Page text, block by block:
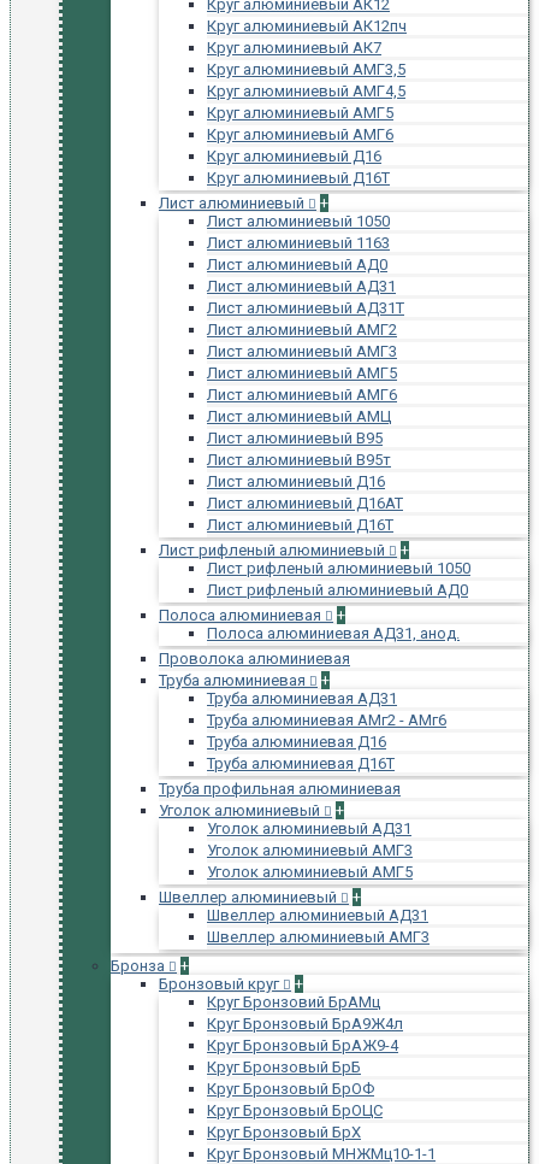
Круг алюминиевый АК12
Круг алюминиевый АК12пч
Круг алюминиевый АК7
Круг алюминиевый АМГ3,5
Круг алюминиевый АМГ4,5
Круг алюминиевый АМГ5
Круг алюминиевый АМГ6
Круг алюминиевый Д16
Круг алюминиевый Д16Т
Лист алюминиевый
+
Лист алюминиевый 1050
Лист алюминиевый 1163
Лист алюминиевый АД0
Лист алюминиевый АД31
Лист алюминиевый АД31Т
Лист алюминиевый АМГ2
Лист алюминиевый АМГ3
Лист алюминиевый АМГ5
Лист алюминиевый АМГ6
Лист алюминиевый АМЦ
Лист алюминиевый В95
Лист алюминиевый В95т
Лист алюминиевый Д16
Лист алюминиевый Д16АТ
Лист алюминиевый Д16Т
Лист рифленый алюминиевый
+
Лист рифленый алюминиевый 1050
Лист рифленый алюминиевый АД0
Полоса алюминиевая
+
Полоса алюминиевая АД31, анод.
Проволока алюминиевая
Труба алюминиевая
+
Труба алюминиевая АД31
Труба алюминиевая АМг2 - АМг6
Труба алюминиевая Д16
Труба алюминиевая Д16Т
Труба профильная алюминиевая
Уголок алюминиевый
+
Уголок алюминиевый АД31
Уголок алюминиевый АМГ3
Уголок алюминиевый АМГ5
Швеллер алюминиевый
+
Швеллер алюминиевый АД31
Швеллер алюминиевый АМГ3
Бронза
+
Бронзовый круг
+
Круг Бронзовий БрАМц
Круг Бронзовый БрА9Ж4л
Круг Бронзовый БрАЖ9-4
Круг Бронзовый БрБ
Круг Бронзовый БрОФ
Круг Бронзовый БрОЦС
Круг Бронзовый БрХ
Круг Бронзовый МНЖМц10-1-1